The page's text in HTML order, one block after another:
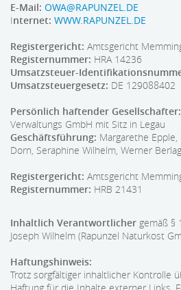
E-Mail: OWA@RAPUNZEL.DE
Internet: WWW.RAPUNZEL.DE
Registergericht: Amtsgericht
Registernummer: HRA 14236
Umsatzsteuer-
Umsatzsteuergesetz: DE 129088402
Persönlich haftender Gesellschafter:
Verwaltungs GmbH mit Sitz in Legau
Geschäftsführung: Margarethe Epple,
Dorn, Seraphine Wilhelm, Werner
Registergericht: Amtsgericht
Registernummer: HRB 21431
Inhaltlich Verantwortlicher gemäß §
Joseph Wilhelm (Rapunzel Naturkost
Haftungshinweis:
Trotz sorgfältiger inhaltlicher Kontrolle